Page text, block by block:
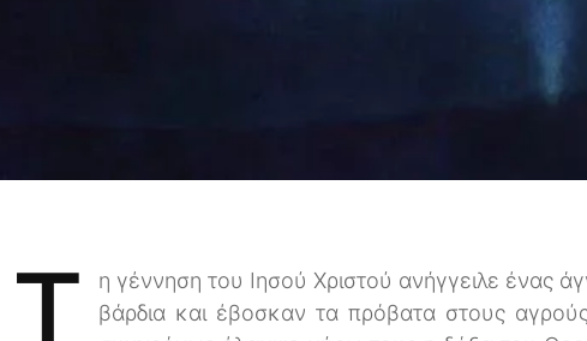
Τ
η γέννηση του Ιησού Χριστού ανήγγειλε ένας
βάρδια και έβοσκαν τα πρόβατα στους